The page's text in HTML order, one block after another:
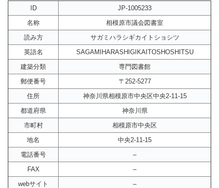
ID
JP-1005233
名称
相模原市議会図書室
読み方
サガミハラシギカイトショシツ
英語名
SAGAMIHARASHIGIKAITOSHOSHITSU
建築分類
専門図書館
郵便番号
〒252-5277
住所
神奈川県相模原市中央区中央2-11-15
都道府県
神奈川県
市町村
相模原市中央区
地名
中央2-11-15
電話番号
–
FAX
–
webサイト
–